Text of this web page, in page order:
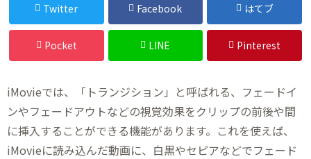
Twitter Facebook はてブ
Pocket LINE Pinterest
iMovieでは、「トランジション」と呼ばれる、フェードイ
ンやフェードアウトなどの視覚効果をクリップの前後や間
に挿入することができる機能があります。これを使えば、
iMovieに読み込んだ動画に、白黒やセピアなどでフェード